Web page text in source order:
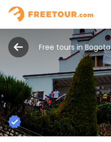
Free tours in Bogota